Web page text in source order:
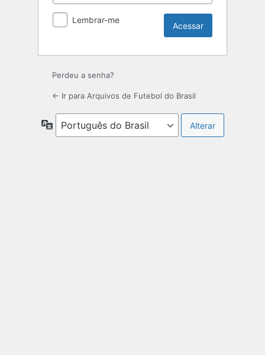
Lembrar-me
Perdeu a senha?
← Ir para Arquivos de Futebol do Brasil
Idioma